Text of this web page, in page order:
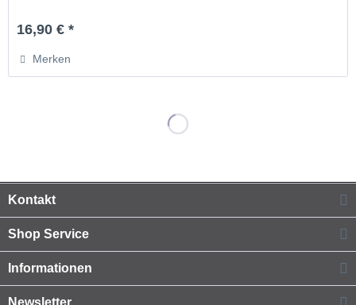
16,90 € *
Merken
Kontakt
Shop Service
Informationen
Newsletter